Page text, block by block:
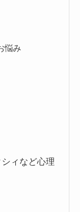
悩み
ィなど心理